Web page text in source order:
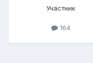
Участник
164